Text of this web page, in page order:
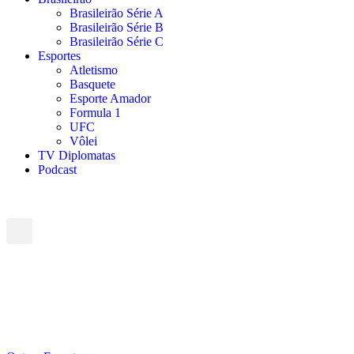
Brasileirão Série A
Brasileirão Série B
Brasileirão Série C
Esportes
Atletismo
Basquete
Esporte Amador
Formula 1
UFC
Vôlei
TV Diplomatas
Podcast